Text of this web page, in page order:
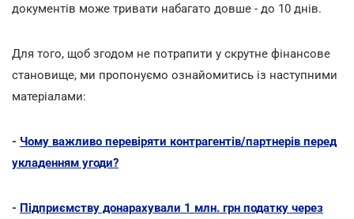
документів може тривати набагато довше - до 10 днів.
Для того, щоб згодом не потрапити у скрутне фінансове
становище, ми пропонуємо ознайомитись із наступними
матеріалами:
- Чому важливо перевіряти контрагентів/партнерів перед
укладенням угоди?
- Підприємству донарахували 1 млн. грн податку через